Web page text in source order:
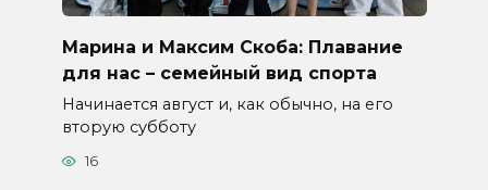
Марина и Максим Скоба: Плавание
для нас – семейный вид спорта
Начинается август и, как обычно, на его
вторую субботу
16